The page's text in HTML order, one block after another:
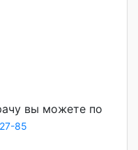
вы можете по
85